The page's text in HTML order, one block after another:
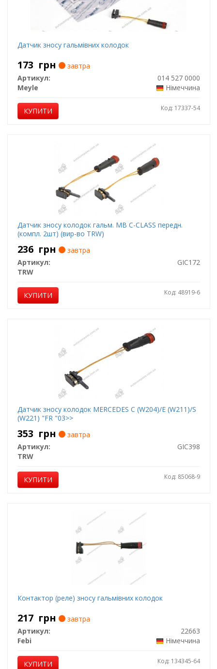
Датчик зносу гальмівних колодок
173 грн
завтра
Артикул:
014 527 0000
Meyle
Німеччина
КУПИТИ Код: 17337-54
Датчик зносу колодок гальм. MB C-CLASS передн.
(компл. 2шт) (вир-во TRW)
236 грн
завтра
Артикул:
GIC172
TRW
КУПИТИ Код: 48919-6
Датчик зносу колодок MERCEDES C (W204)/E (W211)/S
(W221) "FR "03>>
353 грн
завтра
Артикул:
GIC398
TRW
КУПИТИ Код: 85068-9
Контактор (реле) зносу гальмівних колодок
217 грн
завтра
Артикул:
22663
Febi
Німеччина
КУПИТИ Код: 134345-64